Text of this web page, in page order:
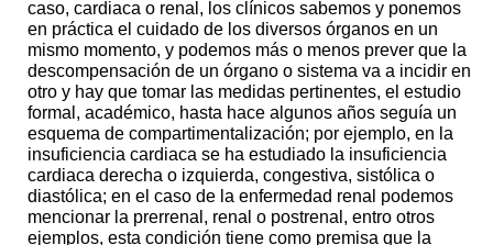
caso, cardiaca o renal, los clínicos sabemos y ponemos
en práctica el cuidado de los diversos órganos en un
mismo momento, y podemos más o menos prever que la
descompensación de un órgano o sistema va a incidir en
otro y hay que tomar las medidas pertinentes, el estudio
formal, académico, hasta hace algunos años seguía un
esquema de compartimentalización; por ejemplo, en la
insuficiencia cardiaca se ha estudiado la insuficiencia
cardiaca derecha o izquierda, congestiva, sistólica o
diastólica; en el caso de la enfermedad renal podemos
mencionar la prerrenal, renal o postrenal, entro otros
ejemplos, esta condición tiene como premisa que la